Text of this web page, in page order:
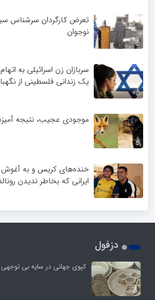
تعرض کارگردان سرشناس
نوجوان
سربازان زن اسرائیلی به
یک زندانی فلسطینی از
موجودی عجیب، نتیجه
خنده‌های کریس و به
ایرانی که بخاطر ندیدن
دزفول
کپوی جهانی در سایه بی